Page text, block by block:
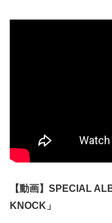
【動画】SPECIAL
KNOCK」